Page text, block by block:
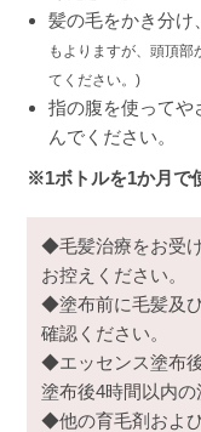
髪の毛をかき分け
もよりますが、頭頂部
てください。)
指の腹を使ってや
んでください。
※1ボトルを1か月で
◆毛髪治療をお受
お控えください。
◆塗布前に毛髪及
確認ください。
◆エッセンス塗布
塗布後4時間以内の
◆他の育毛剤およ